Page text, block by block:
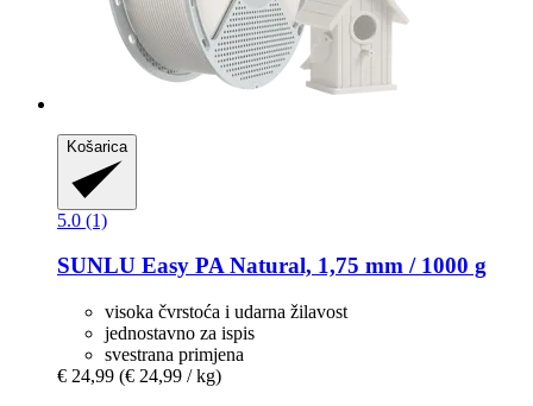
Košarica
5.0 (1)
SUNLU Easy PA Natural, 1,75 mm / 1000 g
visoka čvrstoća i udarna žilavost
jednostavno za ispis
svestrana primjena
€ 24,99 (€ 24,99 / kg)